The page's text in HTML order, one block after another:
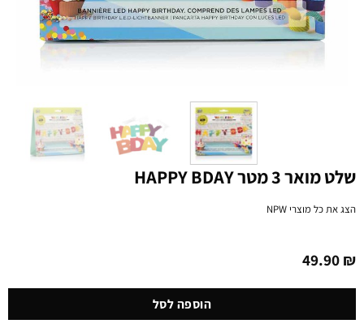
שלט מואר 3 מטר HAPPY BDAY
הצג את כל מוצריNPW
49.90₪
הוספה לסל